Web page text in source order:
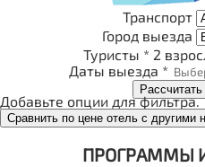
Транспорт
Город выезда
Туристы * 2
Даты выезда *
Добавьте опции для фильтра.
Сравнить по цене отель с другими
ПРОГРАММЫ